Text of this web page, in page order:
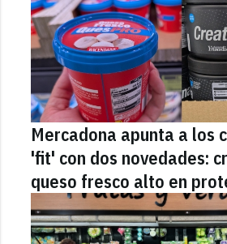
Mercadona apunta a los
'fit' con dos novedades:
queso fresco alto en